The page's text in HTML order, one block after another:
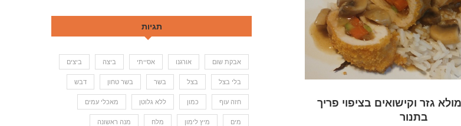
גזר וקישואים בציפוי פריך
בתנור
תגיות
אבקת שום אורגנו אסייתי ביצה ביצים
בלי בצל בצל בשר בשר טחון דבש
חזה עוף כמון ללא גלוטן מאכלי עמים
מים מיץ לימון מלח מנה ראשונה